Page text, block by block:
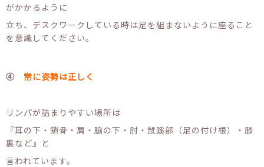
がかかるように
立ち、デスクワークしている時は足を組まないように座ること
を意識してください。
④ 常に姿勢は正しく
リンパが詰まりやすい場所は
『耳の下・鎖骨・肩・脇の下・肘・鼠蹊部（足の付け根）・膝
裏など』と
言われています。